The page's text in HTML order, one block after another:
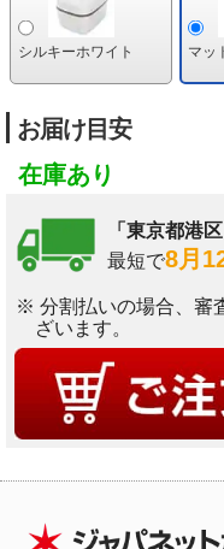
シルキーホワイト マッ
お届け目安
在庫あり
「東京都港区
最短で8月
※ 分割払いの場合、審
ざいます。